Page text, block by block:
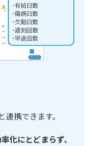
携できます。
化にとどまらず、